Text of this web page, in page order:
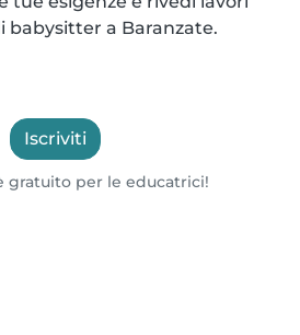
babysitter a Baranzate.
Iscriviti
gratuito per le educatrici!